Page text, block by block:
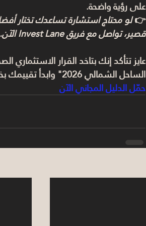
على رؤية واضحة.
👉
قصير، تواصل مع فريق Invest Lane الآن.
عايز تتأكد إنك بتاخد القرار
الساحل الشمالي 2026" وابدأ تقييمك بخطوات عملية.
حمّل الدليل المجاني الآن